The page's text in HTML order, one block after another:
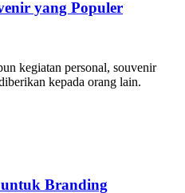
yang Populer
kegiatan personal, souvenir
kepada orang lain.
Branding